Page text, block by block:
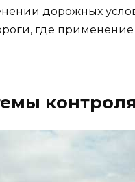
дорожных
где